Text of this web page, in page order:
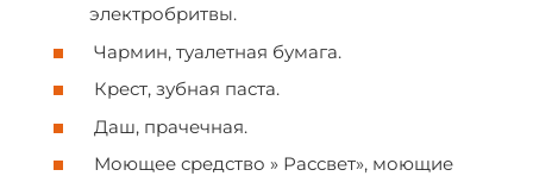
электробритвы.
Чармин, туалетная бумага.
Крест, зубная паста.
Даш, прачечная.
Моющее средство » Рассвет», моющие